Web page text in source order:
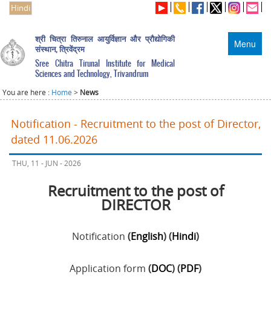
Hindi
Menu
श्री चित्रा तिरुनाल आयुर्विज्ञान और प्रौद्योगिकी
संस्थान, त्रिवेंद्रम
Sree Chitra Tirunal Institute for Medical
Sciences and Technology, Trivandrum
You are here : Home > News
Notification - Recruitment to the post of Director,
dated 11.06.2026
THU, 11 - JUN - 2026
Recruitment to the post of
DIRECTOR
Notification (English) (Hindi)
Application form (DOC) (PDF)